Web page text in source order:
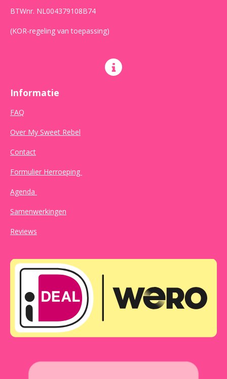
BTWnr. NL004379108B74
(KOR-regeling van toepassing)
Informatie
FAQ
Over My Sweet Rebel
Contact
Formulier Herroeping
Agenda
Samenwerkingen
Reviews